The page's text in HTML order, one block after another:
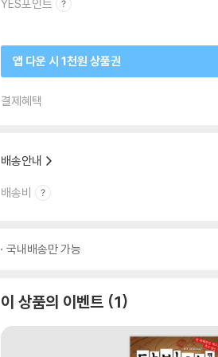
YES포인트
앱 다운 시 1천원 상품권
결제혜택
배송안내
배송비
국내배송만 가능
이 상품의 이벤트 1